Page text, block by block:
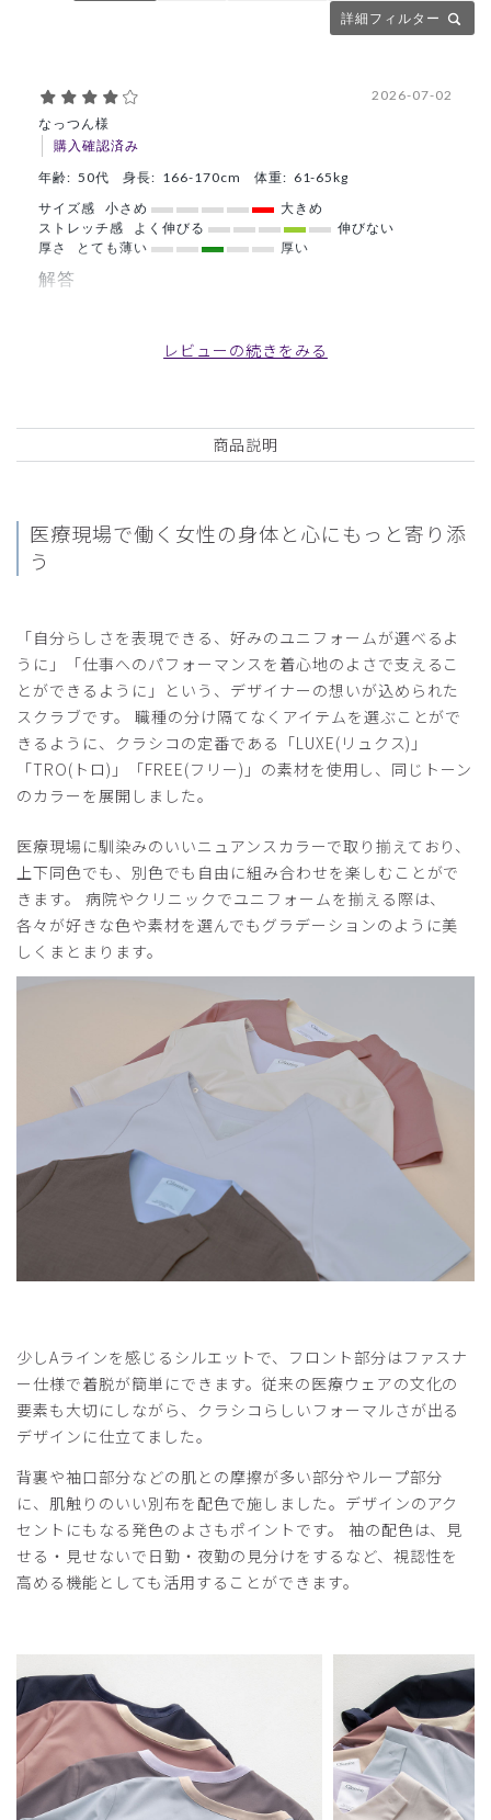
詳細フィルター
なっつん様
購入確認済み
2026-07-02
年齢: 50代 身長: 166-170cm 体重: 61-65kg
サイズ感
小さめ
大きめ
ストレッチ感
よく伸びる
伸びない
厚さ
とても薄い 厚い
解答
チャックの上のボタン部分に飾りボタンがあるとなお良し。
30代 身長: 161-165cm 体重:46-50kg
サイズ感
小さめ
大きめ
ストレッチ感
よく伸びる
厚さ
とても薄い 厚い
フロントオープンで着脱しやすい。色もくすんでいてかわい
いし、着心地がとても良い。
FREE/オフホワイト/M
役に立った 1
156-160cm 体重:
サイズ感
小さめ
伸びない
とても薄い
3lを頼みましたが、小さめにできているのかきつめでした。
O16レディース:フロントオープンスクラブ・
FREE/ディープネイビー/XXL
ゆ様
購入確認済み
2026-04-05
年齢:50代 身長:156-160cm 体重:51-55kg
サイズ感小さめ
大きめ
ストレッチ感 よく伸びる
伸びない
動きやすいが、元々持っていた御社の他の商品Lサイズより
色の見え方が明かりの加減で変わる。
商品：O16レディース:フロントオープンスクラブ・
FREE/オフホワイト/L
役に立った 0
レビューの続きをみる
商品説明
医療現場で働く女性の身体と心にもっと寄り添
う
「自分らしさを表現できる、好みのユニフォームが選べるよ
うに」「仕事へのパフォーマンスを着心地のよさで支えるこ
とができるように」という、デザイナーの想いが込められた
スクラブです。 職種の分け隔てなくアイテムを選ぶことがで
きるように、クラシコの定番である「LUXE(リュクス)」
「TRO(トロ)」「FREE(フリー)」の素材を使用し、同じトーン
のカラーを展開しました。
医療現場に馴染みのいいニュアンスカラーで取り揃えており、
上下同色でも、別色でも自由に組み合わせを楽しむことがで
きます。 病院やクリニックでユニフォームを揃える際は、
各々が好きな色や素材を選んでもグラデーションのように美
しくまとまります。
少しAラインを感じるシルエットで、フロント部分はファスナ
ー仕様で着脱が簡単にできます。従来の医療ウェアの文化の
要素も大切にしながら、クラシコらしいフォーマルさが出る
デザインに仕立てました。
背裏や袖口部分などの肌との摩擦が多い部分やループ部分
に、肌触りのいい別布を配色で施しました。デザインのアク
セントにもなる発色のよさもポイントです。 袖の配色は、見
せる・見せないで日勤・夜勤の見分けをするなど、視認性を
高める機能としても活用することができます。